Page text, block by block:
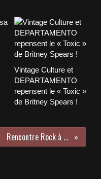
Vintage Culture et
DEPARTAMENTO
repensent le « Toxic »
de Britney Spears !
Rencontre Rock à Paris avec le groupe Vox Pompidou !